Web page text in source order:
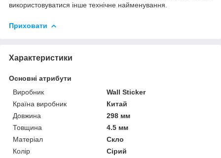
використовуватися інше технічне найменування.
Приховати
Характеристики
Основні атрибути
Виробник
Wall Sticker
Країна виробник
Китай
Довжина
298 мм
Товщина
4.5 мм
Матеріал
Скло
Колір
Сірий